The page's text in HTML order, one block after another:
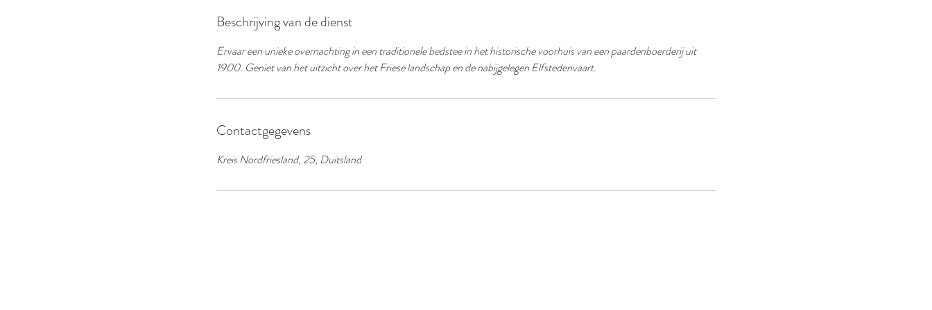
Beschrijving van de dienst
Ervaar een unieke overnachting in een traditionele bedstee in het historische voorhuis van een paardenboerderij uit
1900. Geniet van het uitzicht over het Friese landschap en de nabijgelegen Elfstedenvaart.
Contactgegevens
Kreis Nordfriesland, 25, Duitsland